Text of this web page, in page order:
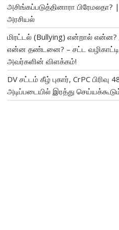
அசிங்கப்படுத்தினாரா பிரேமலதா?
அரசியல்
மிரட்டல் (Bullying) என்றால்
என்ன தண்டனை? – சட்ட
அவர்களின் விளக்கம்!
DV சட்டம் கீழ் புகார், CrPC பிரிவு
அடிப்படையில் இரத்து